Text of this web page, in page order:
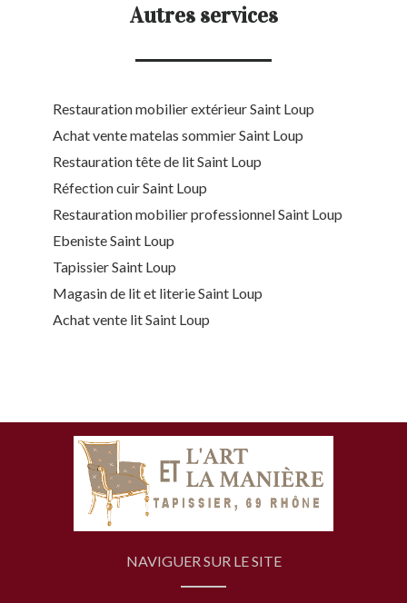
Autres services
Restauration mobilier extérieur Saint Loup
Achat vente matelas sommier Saint Loup
Restauration tête de lit Saint Loup
Réfection cuir Saint Loup
Restauration mobilier professionnel Saint Loup
Ebeniste Saint Loup
Tapissier Saint Loup
Magasin de lit et literie Saint Loup
Achat vente lit Saint Loup
NAVIGUER SUR LE SITE